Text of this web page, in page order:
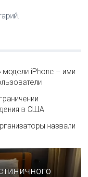
iPhone – ими
в США
назвали